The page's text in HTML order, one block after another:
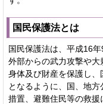
国民保護法とは
国民保護法は、平成16
外部からの武力攻撃や大
身体及び財産を保護し
となるように、国、地
措置、避難住民等の救